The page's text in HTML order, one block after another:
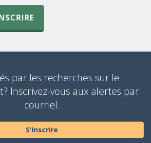
par les recherches sur le
Inscrivez-vous aux alertes par
courriel.
S'Inscrire